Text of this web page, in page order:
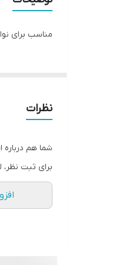
مناسب برای
نظرات
شما هم
برای ثبت نظر،